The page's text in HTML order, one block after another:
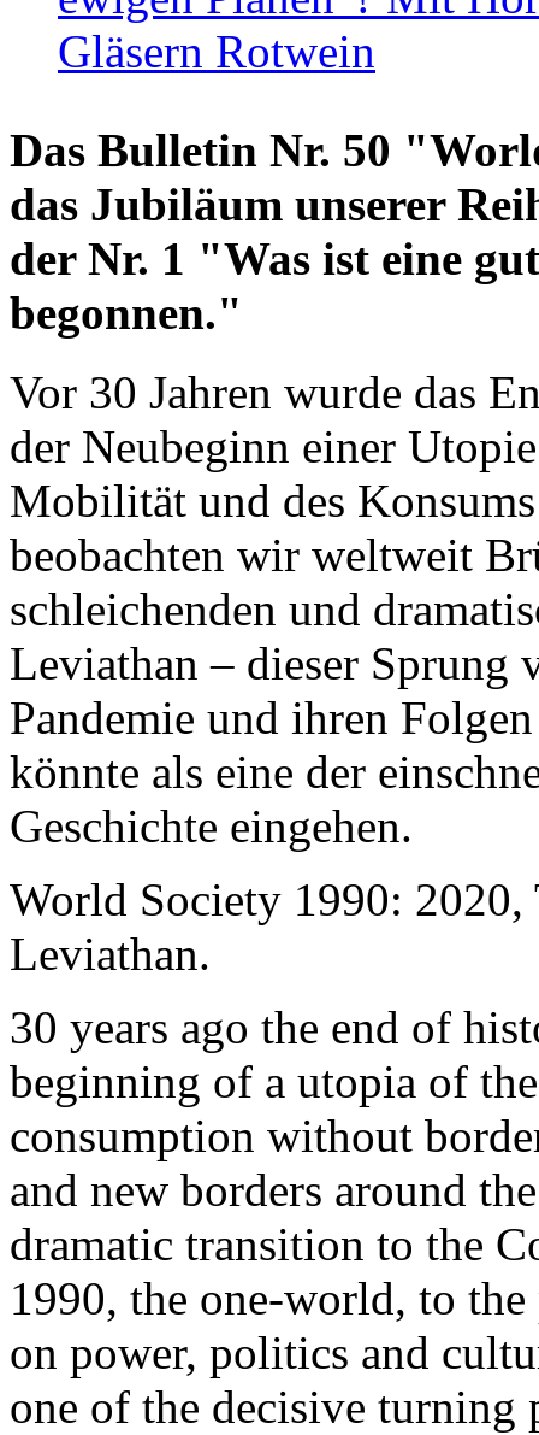
Gläsern Rotwein
Das Bulletin Nr. 50
das Jubiläum unserer
der Nr. 1 "Was ist eine
begonnen."
Vor 30 Jahren wurde das
der Neubeginn einer
Mobilität und des
beobachten wir weltweit
schleichenden und
Leviathan – dieser Sprung
Pandemie und ihren
könnte als eine der
Geschichte eingehen.
World Society 1990: 2020,
Leviathan.
30 years ago the end of
beginning of a utopia of
consumption without
and new borders around
dramatic transition to the
1990, the one-world, to the
on power, politics and
one of the decisive turning